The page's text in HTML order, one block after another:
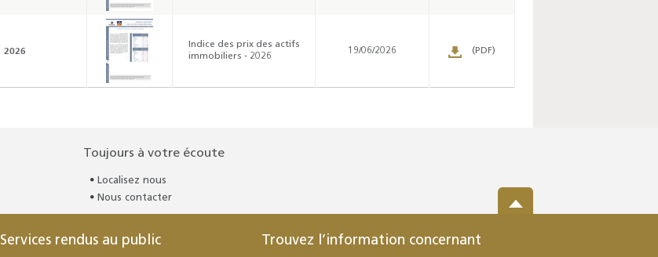
2026
Indice des prix des actifs
immobiliers - 2026
19/06/2026 (PDF)
Toujours à votre écoute
Localisez nous
Nous contacter
Services rendus au public Trouvez l’information concernant